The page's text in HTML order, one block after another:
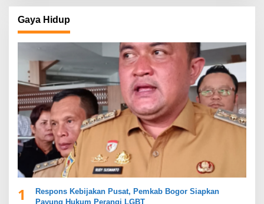
Gaya Hidup
1
Respons Kebijakan Pusat, Pemkab Bogor Siapkan
Payung Hukum Perangi LGBT